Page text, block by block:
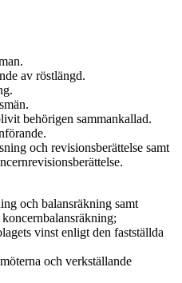
av röstlängd.
behörigen sammankallad.
och revisionsberättelse samt
och balansräkning samt
vinst enligt den fastställda
och verkställande